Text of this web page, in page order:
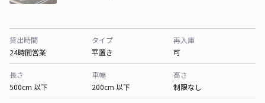
貸出時間
24時間営業
タイプ
平置き
再入庫
可
長さ
500cm 以下
車幅
200cm 以下
高さ
制限なし